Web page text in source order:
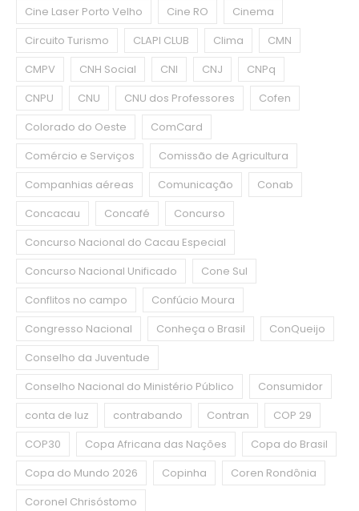
Cine Laser Porto Velho
Cine RO
Cinema
Circuito Turismo
CLAPI CLUB Clima
CMN
CMPV
CNH Social CNI CNJ
CNPq
CNPU
CNU CNU dos Professores
Cofen
Colorado do Oeste
ComCard
Comércio e Serviços
Comissão de Agricultura
Companhias aéreas
Comunicação
Conab
Concacau
Concafé
Concurso
Concurso Nacional do Cacau Especial
Concurso Nacional Unificado
Cone Sul
Conflitos no campo
Confúcio Moura
Congresso Nacional
Conheça o Brasil
ConQueijo
Conselho da Juventude
Conselho Nacional do Ministério Público
Consumidor
conta de luz
contrabando Contran
COP 29
COP30
Copa Africana das Nações
Copa do Brasil
Copa do Mundo 2026
Copinha
Coren Rondônia
Coronel Chrisóstomo